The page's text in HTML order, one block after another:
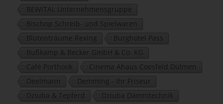
BEWITAL Unternehmensgruppe
Bischop Schreib- und Spielwaren
Blütenträume Rexing
Burghotel Pass
Bußkamp & Becker GmbH & Co. KG
Café Porthook
Cinema Ahaus Coesfeld Dülmen
Deelmann
Demming - Ihr Friseur
Dziuba & Tepferd
Dziuba Dämmtechnik